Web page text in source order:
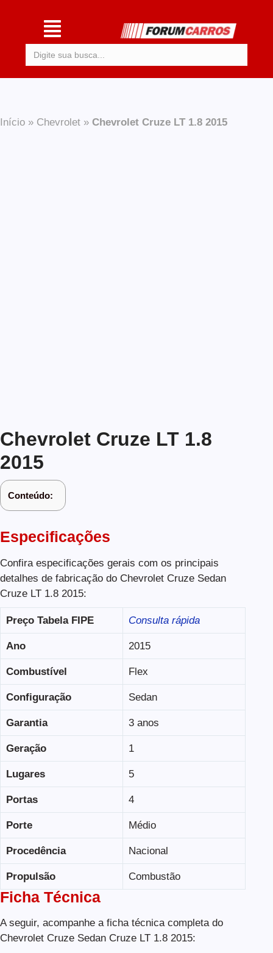
Início » Chevrolet » Chevrolet Cruze LT 1.8 2015
Chevrolet Cruze LT 1.8
2015
Conteúdo:
Especificações
Confira especificações gerais com os principais
detalhes de fabricação do Chevrolet Cruze Sedan
Cruze LT 1.8 2015:
Preço Tabela FIPE Consulta rápida
Ano 2015
Combustível Flex
Configuração Sedan
Garantia 3 anos
Geração 1
Lugares 5
Portas 4
Porte Médio
Procedência Nacional
Propulsão Combustão
Ficha Técnica
A seguir, acompanhe a ficha técnica completa do
Chevrolet Cruze Sedan Cruze LT 1.8 2015: